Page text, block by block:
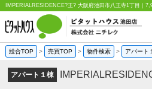
総合TOP > 売買TOP > 物件検索 > アパート
アパート１棟